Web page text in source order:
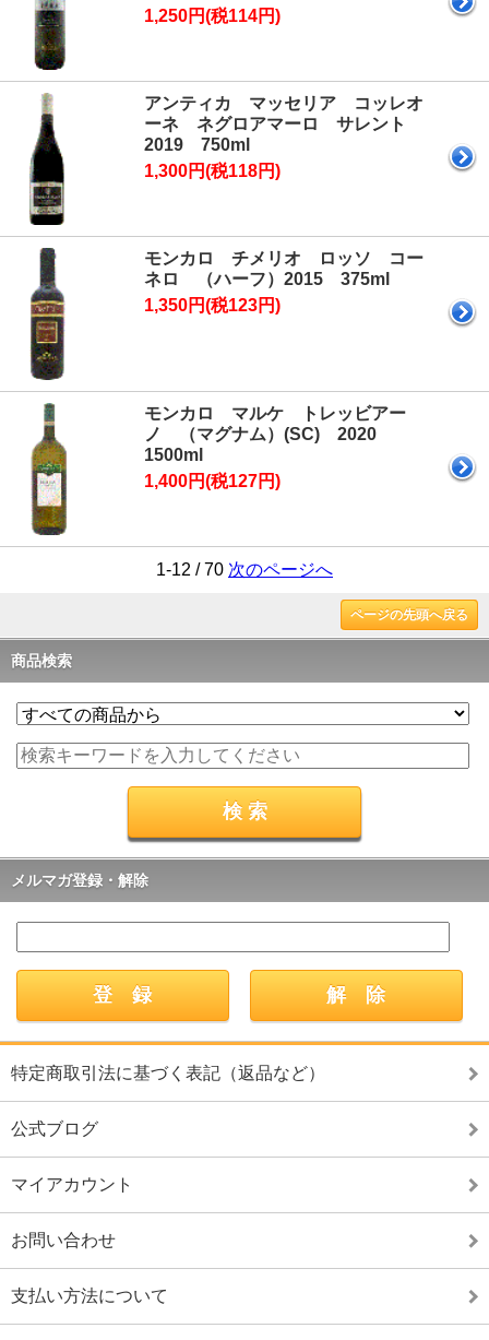
1,250円(税114円)
アンティカ マッセリア コッレオ
ーネ ネグロアマーロ サレント
2019 750ml
1,300円(税118円)
モンカロ チメリオ ロッソ コー
ネロ （ハーフ）2015 375ml
1,350円(税123円)
モンカロ マルケ トレッビアー
ノ （マグナム）(SC) 2020
1500ml
1,400円(税127円)
1-12 / 70 次のページへ
ページの先頭へ戻る
商品検索
メルマガ登録・解除
特定商取引法に基づく表記（返品など）
公式ブログ
マイアカウント
お問い合わせ
支払い方法について